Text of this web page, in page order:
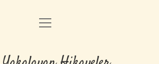
Anasayfa
menüyü